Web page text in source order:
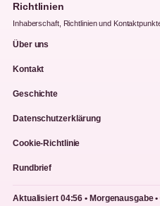
Richtlinien
Inhaberschaft, Richtlinien und
Über uns
Kontakt
Geschichte
Datenschutzerklärung
Cookie-Richtlinie
Rundbrief
Aktualisiert 04:56 • Morgenausgabe